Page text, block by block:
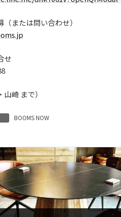
（または問い合わせ）
せ
山崎 まで）
BOOMS NOW